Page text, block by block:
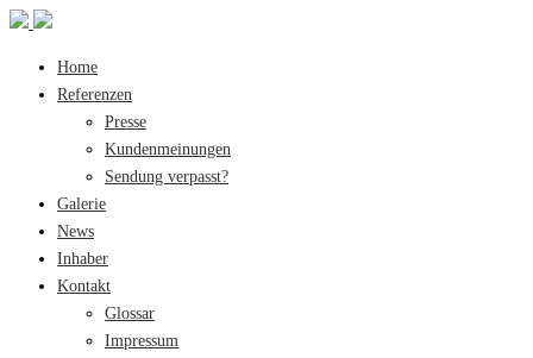
Home
Referenzen
Presse
Kundenmeinungen
Sendung verpasst?
Galerie
News
Inhaber
Kontakt
Glossar
Impressum